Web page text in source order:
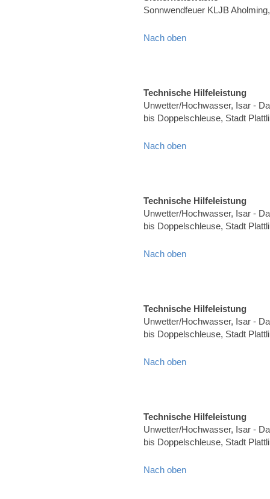
Sonnwendfeuer KLJB
Nach oben
Technische Hilfeleistung
Unwetter/Hochwasser, Isar -
bis Doppelschleuse, Stadt
Nach oben
Technische Hilfeleistung
Unwetter/Hochwasser, Isar -
bis Doppelschleuse, Stadt
Nach oben
Technische Hilfeleistung
Unwetter/Hochwasser, Isar -
bis Doppelschleuse, Stadt
Nach oben
Technische Hilfeleistung
Unwetter/Hochwasser, Isar -
bis Doppelschleuse, Stadt
Nach oben